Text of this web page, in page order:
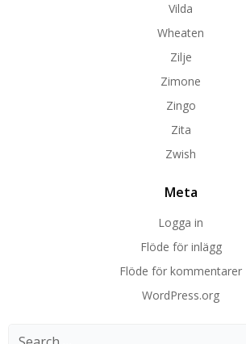
Vilda
Wheaten
Zilje
Zimone
Zingo
Zita
Zwish
Meta
Logga in
Flöde för inlägg
Flöde för kommentarer
WordPress.org
Search